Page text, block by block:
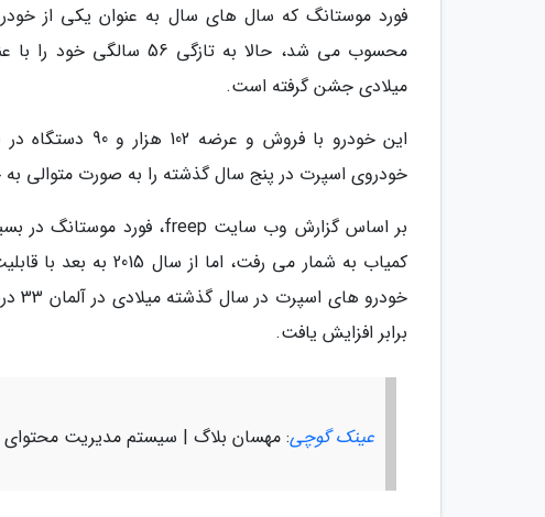
فورد موستانگ که سال های سال به عنوان یکی از
میلادی جشن گرفته است.
خودروی اسپرت در پنج سال گذشته را به صورت متوالی
کمیاب به شمار می
برابر افزایش یافت.
عینک گوچی: مهسان بلاگ | سیستم مدیریت